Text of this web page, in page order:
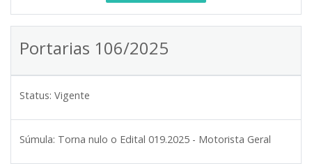
Portarias 106/2025
Status: Vigente
Súmula: Torna nulo o Edital 019.2025 - Motorista Geral